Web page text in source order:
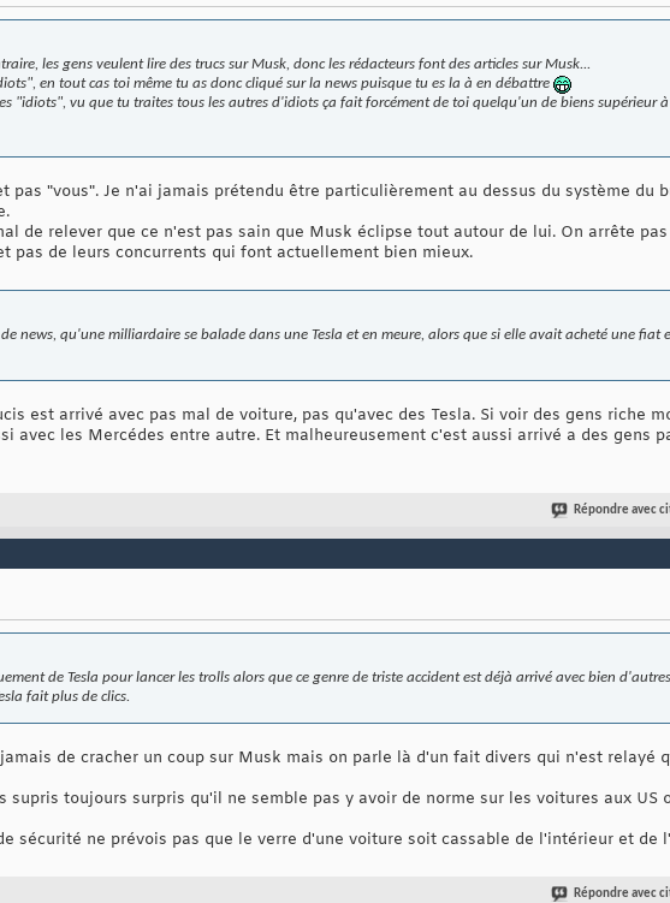
les gens veulent lire des trucs sur Musk, donc les rédacteurs font des articles sur Musk...
en tout cas toi même tu as donc cliqué sur la news puisque tu es la à en débattre
"idiots", vu que tu traites tous les autres d'idiots ça fait forcément de toi quelqu'un de biens supérieur
pas "vous". Je n'ai jamais prétendu être particulièrement au dessus du système du
de relever que ce n'est pas sain que Musk éclipse tout autour de lui. On arrête
pas de leurs concurrents qui font actuellement bien mieux.
news, qu'une milliardaire se balade dans une Tesla et en meure, alors que si elle avait acheté une fiat
est arrivé avec pas mal de voiture, pas qu'avec des Tesla. Si voir des gens riche
avec les Mercédes entre autre. Et malheureusement c'est aussi arrivé a des gens
Répondre avec
de Tesla pour lancer les trolls alors que ce genre de triste accident est déjà arrivé avec bien
fait plus de clics.
de cracher un coup sur Musk mais on parle là d'un fait divers qui n'est relayé
supris toujours surpris qu'il ne semble pas y avoir de norme sur les voitures aux US
sécurité ne prévois pas que le verre d'une voiture soit cassable de l'intérieur et de
Répondre avec